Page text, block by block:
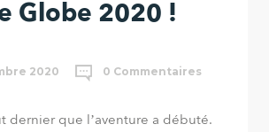
Globe 2020 !
2020 0 Commentaires
dernier que l’aventure a débuté.